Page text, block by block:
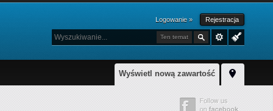
Logowanie » Rejestracja
Ten temat
Wyświetl nową zawartość